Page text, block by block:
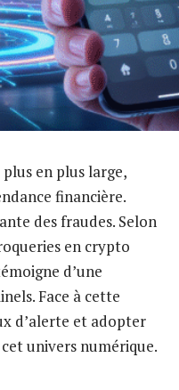
en plus large,
financière.
des fraudes. Selon
en crypto
d’une
Face à cette
d’alerte et adopter
univers numérique.